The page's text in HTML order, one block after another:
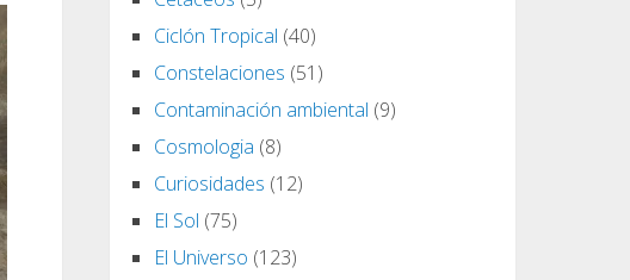
Ciclón Tropical (40)
Constelaciones (51)
Contaminación ambiental (9)
Cosmologia (8)
Curiosidades (12)
El Sol (75)
El Universo (123)